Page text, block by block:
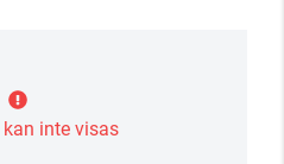
inte visas